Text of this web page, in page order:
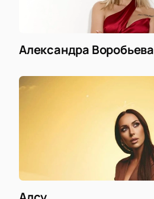
Александра Воробьева